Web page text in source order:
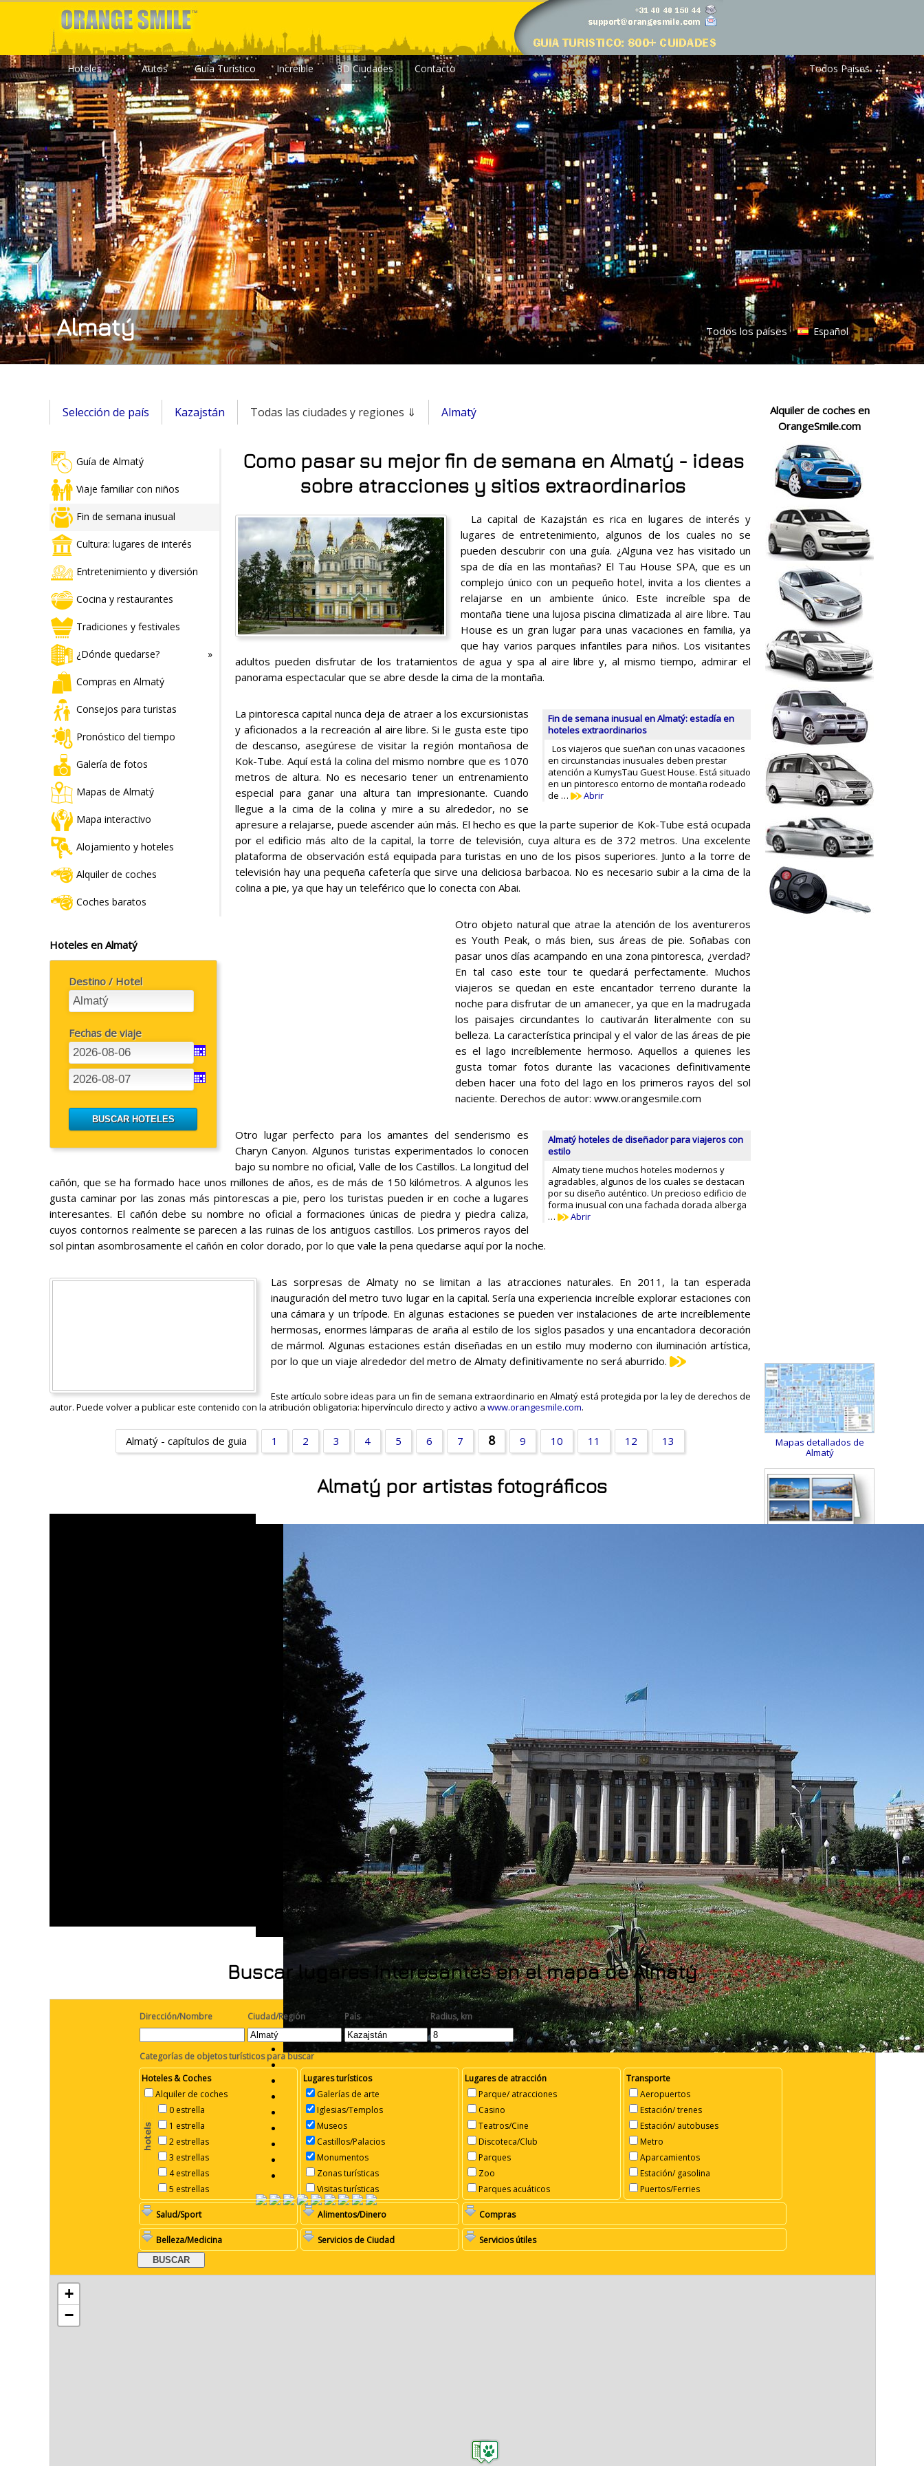
Hoteles Autos Guía Turístico Increíble 3D Ciudades Contacto Todos Países
Almatý Todos los países Español
Selección de país Kazajstán Todas las ciudades y regiones ⇓ Almatý
Guía de Almatý
Viaje familiar con niños
Fin de semana inusual
Cultura: lugares de interés
Entretenimiento y diversión
Cocina y restaurantes
Tradiciones y festivales
¿Dónde quedarse?
Compras en Almatý
Consejos para turistas
Pronóstico del tiempo
Galería de fotos
Mapas de Almatý
Mapa interactivo
Alojamiento y hoteles
Alquiler de coches
Coches baratos
Hoteles en Almatý
Destino / Hotel
Fechas de viaje
Como pasar su mejor fin de semana en Almatý - ideas
sobre atracciones y sitios extraordinarios
La capital de Kazajstán es rica en lugares de interés y
lugares de entretenimiento, algunos de los cuales no se
pueden descubrir con una guía. ¿Alguna vez has visitado un
spa de día en las montañas? El Tau House SPA, que es un
complejo único con un pequeño hotel, invita a los clientes a
relajarse en un ambiente único. Este increíble spa de
montaña tiene una lujosa piscina climatizada al aire libre. Tau
House es un gran lugar para unas vacaciones en familia, ya
que hay varios parques infantiles para niños. Los visitantes
adultos pueden disfrutar de los tratamientos de agua y spa al aire libre y, al mismo tiempo, admirar el
panorama espectacular que se abre desde la cima de la montaña.
Fin de semana inusual en Almatý: estadía en
hoteles extraordinarios
Los viajeros que sueñan con unas vacaciones
en circunstancias inusuales deben prestar
atención a KumysTau Guest House. Está situado
en un pintoresco entorno de montaña rodeado
de …
Abrir
La pintoresca capital nunca deja de atraer a los excursionistas
y aficionados a la recreación al aire libre. Si le gusta este tipo
de descanso, asegúrese de visitar la región montañosa de
Kok-Tube. Aquí está la colina del mismo nombre que es 1070
metros de altura. No es necesario tener un entrenamiento
especial para ganar una altura tan impresionante. Cuando
llegue a la cima de la colina y mire a su alrededor, no se
apresure a relajarse, puede ascender aún más. El hecho es que la parte superior de Kok-Tube está ocupada
por el edificio más alto de la capital, la torre de televisión, cuya altura es de 372 metros. Una excelente
plataforma de observación está equipada para turistas en uno de los pisos superiores. Junto a la torre de
televisión hay una pequeña cafetería que sirve una deliciosa barbacoa. No es necesario subir a la cima de la
colina a pie, ya que hay un teleférico que lo conecta con Abai.
Otro objeto natural que atrae la atención de los aventureros
es Youth Peak, o más bien, sus áreas de pie. Soñabas con
pasar unos días acampando en una zona pintoresca, ¿verdad?
En tal caso este tour te quedará perfectamente. Muchos
viajeros se quedan en este encantador terreno durante la
noche para disfrutar de un amanecer, ya que en la madrugada
los paisajes circundantes lo cautivarán literalmente con su
belleza. La característica principal y el valor de las áreas de pie
es el lago increíblemente hermoso. Aquellos a quienes les
gusta tomar fotos durante las vacaciones definitivamente
deben hacer una foto del lago en los primeros rayos del sol
naciente. Derechos de autor: www.orangesmile.com
Almatý hoteles de diseñador para viajeros con
estilo
Almaty tiene muchos hoteles modernos y
agradables, algunos de los cuales se destacan
por su diseño auténtico. Un precioso edificio de
forma inusual con una fachada dorada alberga
…
Abrir
Otro lugar perfecto para los amantes del senderismo es
Charyn Canyon. Algunos turistas experimentados lo conocen
bajo su nombre no oficial, Valle de los Castillos. La longitud del
cañón, que se ha formado hace unos millones de años, es de más de 150 kilómetros. A algunos les
gusta caminar por las zonas más pintorescas a pie, pero los turistas pueden ir en coche a lugares
interesantes. El cañón debe su nombre no oficial a formaciones únicas de piedra y piedra caliza,
cuyos contornos realmente se parecen a las ruinas de los antiguos castillos. Los primeros rayos del
sol pintan asombrosamente el cañón en color dorado, por lo que vale la pena quedarse aquí por la noche.
Las sorpresas de Almaty no se limitan a las atracciones naturales. En 2011, la tan esperada
inauguración del metro tuvo lugar en la capital. Sería una experiencia increíble explorar estaciones con
una cámara y un trípode. En algunas estaciones se pueden ver instalaciones de arte increíblemente
hermosas, enormes lámparas de araña al estilo de los siglos pasados y una encantadora decoración
de mármol. Algunas estaciones están diseñadas en un estilo muy moderno con iluminación artística,
por lo que un viaje alrededor del metro de Almaty definitivamente no será aburrido.
Este artículo sobre ideas para un fin de semana extraordinario en Almatý está protegida por la ley de derechos de
autor. Puede volver a publicar este contenido con la atribución obligatoria: hipervínculo directo y activo a www.orangesmile.com.
Almatý - capítulos de guia 1 2 3 4 5 6 7 8 9 10 11 12 13
Alquiler de coches en
OrangeSmile.com
Mapas detallados de
Almatý
Almatý por artistas fotográficos
Buscar lugares interesantes en el mapa de Almatý
Dirección/Nombre Ciudad/Región País Radius, km
Categorías de objetos turísticos para buscar
Hoteles & Coches
Alquiler de coches
0 estrella
1 estrella
2 estrellas
3 estrellas
4 estrellas
5 estrellas
Lugares turísticos
Galerías de arte
Iglesias/Templos
Museos
Castillos/Palacios
Monumentos
Zonas turísticas
Visitas turísticas
Lugares de atracción
Parque/ atracciones
Casino
Teatros/Cine
Discoteca/Club
Parques
Zoo
Parques acuáticos
Transporte
Aeropuertos
Estación/ trenes
Estación/ autobuses
Metro
Aparcamientos
Estación/ gasolina
Puertos/Ferries
Salud/Sport Alimentos/Dinero Compras
Belleza/Medicina Servicios de Ciudad Servicios útiles
+
−